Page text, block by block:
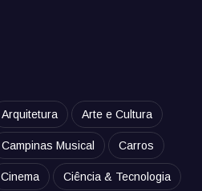
Arquitetura Arte e Cultura
Campinas Musical Carros
Cinema Ciência & Tecnologia